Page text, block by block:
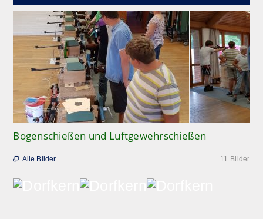
Bogenschießen und Luftgewehrschießen
11 Bilder
 Alle Bilder